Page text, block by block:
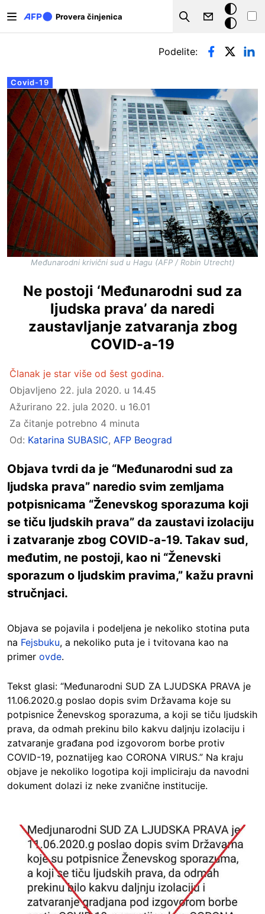
Provera činjenica
Search
Tamna
pozadina
Примарни табови
Covid-19
Podelite:
Međunarodni krivični sud u Hagu (AFP / Robin Utrecht)
Ne postoji ‘Međunarodni sud za
ljudska prava’ da naredi
zaustavljanje zatvaranja zbog
COVID-a-19
Članak je star više od šest godina.
Objavljeno 22. jula 2020. u 14.45
Ažurirano 22. jula 2020. u 16.01
Za čitanje potrebno 4 minuta
Od: Katarina SUBASIC, AFP Beograd
Objava tvrdi da je “Međunarodni sud za
ljudska prava” naredio svim zemljama
potpisnicama “Ženevskog sporazuma koji
se tiču ljudskih prava” da zaustavi izolaciju
i zatvaranje zbog COVID-a-19. Takav sud,
međutim, ne postoji, kao ni “Ženevski
sporazum o ljudskim pravima,” kažu pravni
stručnjaci.
Objava se pojavila i podeljena je nekoliko stotina puta
na Fejsbuku, a nekoliko puta je i tvitovana kao na
primer ovde.
Tekst glasi: “Međunarodni SUD ZA LJUDSKA PRAVA je
11.06.2020.g poslao dopis svim Državama koje su
potpisnice Ženevskog sporazuma, a koji se tiču ljudskih
prava, da odmah prekinu bilo kakvu daljnju izolaciju i
zatvaranje građana pod izgovorom borbe protiv
COVID-19, poznatijeg kao CORONA VIRUS.” Na kraju
objave je nekoliko logotipa koji impliciraju da navodni
dokument dolazi iz neke zvanične institucije.
Image